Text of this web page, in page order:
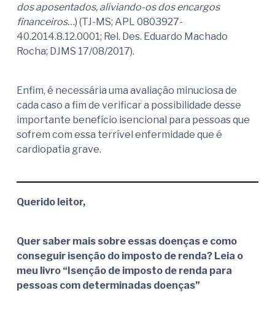
dos aposentados, aliviando-os dos encargos
financeiros…) (TJ-MS; APL 0803927-
40.2014.8.12.0001; Rel. Des. Eduardo Machado
Rocha; DJMS 17/08/2017).
Enfim, é necessária uma avaliação minuciosa de
cada caso a fim de verificar a possibilidade desse
importante benefício isencional para pessoas que
sofrem com essa terrível enfermidade que é
cardiopatia grave.
Querido leitor,
Quer saber mais sobre essas doenças e como
conseguir isenção do imposto de renda? Leia o
meu livro “Isenção de imposto de renda para
pessoas com determinadas doenças”